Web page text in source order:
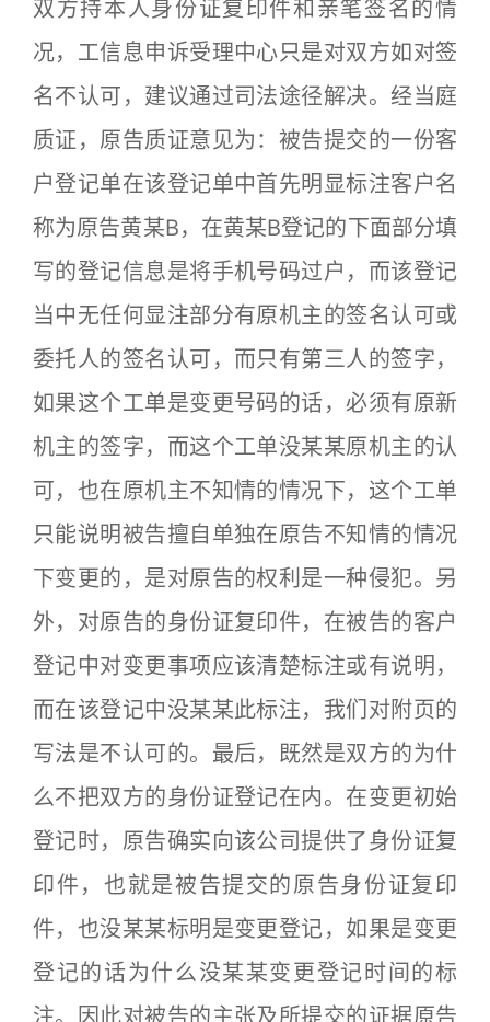
双方持本人身份证复印件和亲笔签名的情
况，工信息申诉受理中心只是对双方如对签
名不认可，建议通过司法途径解决。经当庭
质证，原告质证意见为：被告提交的一份客
户登记单在该登记单中首先明显标注客户名
称为原告黄某B，在黄某B登记的下面部分填
写的登记信息是将手机号码过户，而该登记
当中无任何显注部分有原机主的签名认可或
委托人的签名认可，而只有第三人的签字，
如果这个工单是变更号码的话，必须有原新
机主的签字，而这个工单没某某原机主的认
可，也在原机主不知情的情况下，这个工单
只能说明被告擅自单独在原告不知情的情况
下变更的，是对原告的权利是一种侵犯。另
外，对原告的身份证复印件，在被告的客户
登记中对变更事项应该清楚标注或有说明，
而在该登记中没某某此标注，我们对附页的
写法是不认可的。最后，既然是双方的为什
么不把双方的身份证登记在内。在变更初始
登记时，原告确实向该公司提供了身份证复
印件，也就是被告提交的原告身份证复印
件，也没某某标明是变更登记，如果是变更
登记的话为什么没某某变更登记时间的标
注。因此对被告的主张及所提交的证据原告